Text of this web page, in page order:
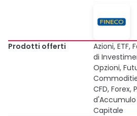
Prodotti offerti
Azioni, ETF,
di
Opzioni,
CFD, Forex,
d'Accumulo
Capitale